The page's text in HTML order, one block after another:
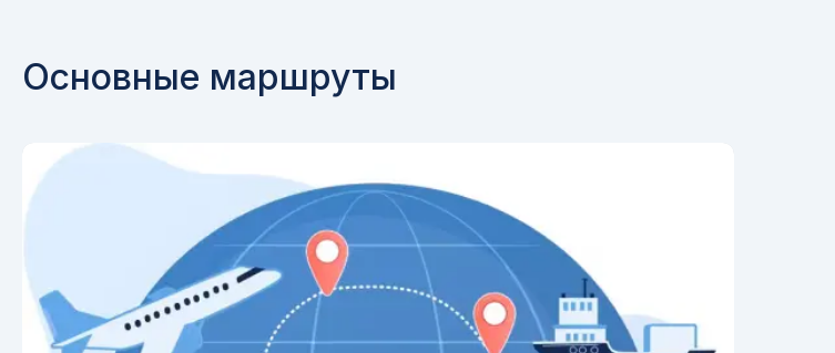
Основные маршруты